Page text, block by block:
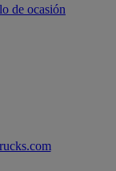
de ocasión